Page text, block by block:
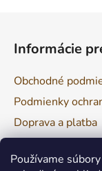
Používame
e
Informácie
Obchodné
Podmienky
Doprava a platba
Reklamácia a